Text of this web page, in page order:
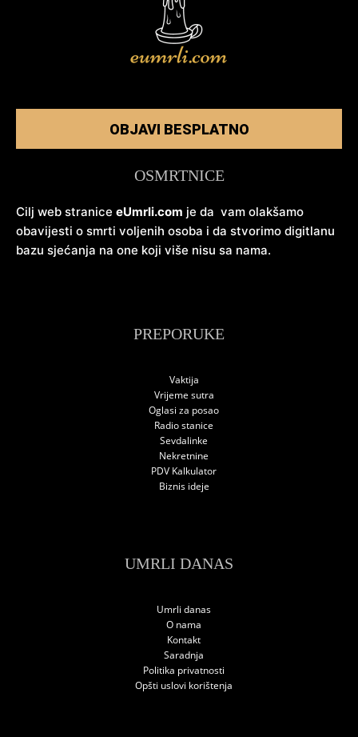
OBJAVI BESPLATNO
OSMRTNICE
Cilj web stranice eUmrli.com je da vam olakšamo
obavijesti o smrti voljenih osoba i da stvorimo digitlanu
bazu sjećanja na one koji više nisu sa nama.
PREPORUKE
Vaktija
Vrijeme sutra
Oglasi za posao
Radio stanice
Sevdalinke
Nekretnine
PDV Kalkulator
Biznis ideje
UMRLI DANAS
Umrli danas
O nama
Kontakt
Saradnja
Politika privatnosti
Opšti uslovi korištenja